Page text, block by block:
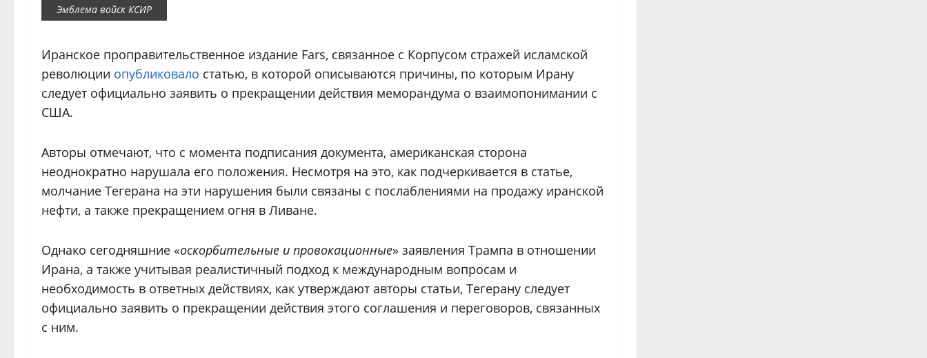
Эмблема войск КСИР
Иранское проправительственное издание Fars, связанное с Корпусом стражей исламской
революции опубликовало статью, в которой описываются причины, по которым Ирану
следует официально заявить о прекращении действия меморандума о взаимопонимании с
США.
Авторы отмечают, что с момента подписания документа, американская сторона
неоднократно нарушала его положения. Несмотря на это, как подчеркивается в статье,
молчание Тегерана на эти нарушения были связаны с послаблениями на продажу иранской
нефти, а также прекращением огня в Ливане.
Однако сегодняшние «оскорбительные и провокационные» заявления Трампа в отношении
Ирана, а также учитывая реалистичный подход к международным вопросам и
необходимость в ответных действиях, как утверждают авторы статьи, Тегерану следует
официально заявить о прекращении действия этого соглашения и переговоров, связанных
с ним.